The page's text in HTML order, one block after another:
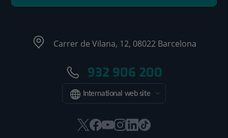
Carrer de Vilana, 12, 08022 Barcelona
932 906 200
International web site
EsteEsteEsteEsteEsteEnlace